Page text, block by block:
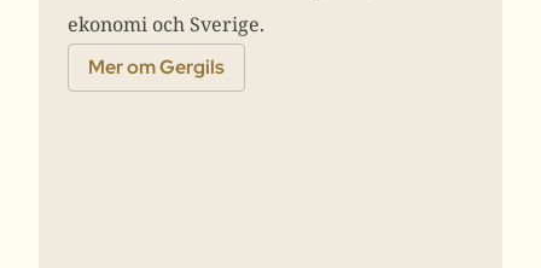
ekonomi och Sverige.
Mer om Gergils